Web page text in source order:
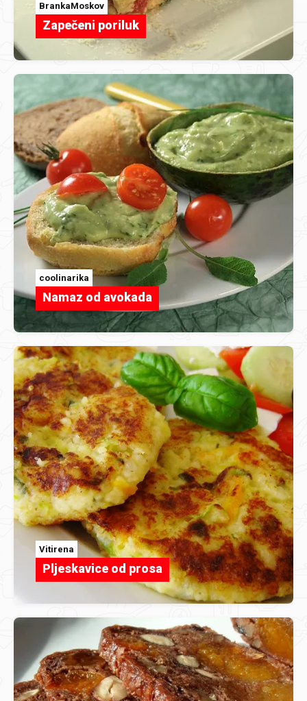
BrankaMoskov
Zapečeni poriluk
coolinarika
Namaz od avokada
Vitirena
Pljeskavice od prosa